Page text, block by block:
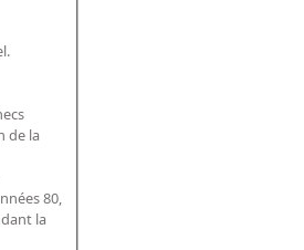
80,
la